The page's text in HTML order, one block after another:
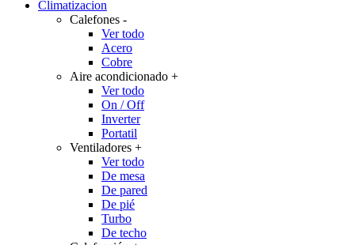
Climatizacion
Calefones -
Ver todo
Acero
Cobre
Aire acondicionado +
Ver todo
On / Off
Inverter
Portatil
Ventiladores +
Ver todo
De mesa
De pared
De pié
Turbo
De techo